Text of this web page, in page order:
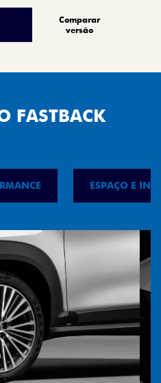
Comparar
versão
FASTBACK
ESPAÇO E